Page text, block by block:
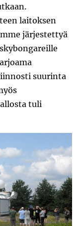
laitoksen
järjestettyä
suurinta
tuli